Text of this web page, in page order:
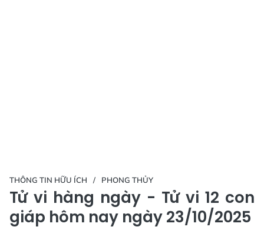
THÔNG TIN HỮU ÍCH PHONG THỦY
Tử vi hàng ngày - Tử vi 12 con
giáp hôm nay ngày 23/10/2025